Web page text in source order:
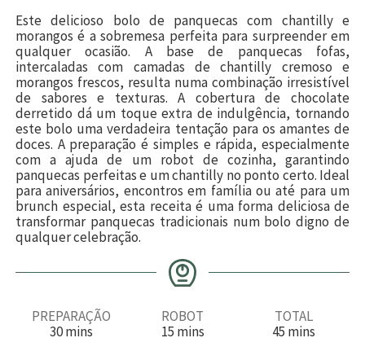
Este delicioso bolo de panquecas com chantilly e
morangos é a sobremesa perfeita para surpreender em
qualquer ocasião. A base de panquecas fofas,
intercaladas com camadas de chantilly cremoso e
morangos frescos, resulta numa combinação irresistível
de sabores e texturas. A cobertura de chocolate
derretido dá um toque extra de indulgência, tornando
este bolo uma verdadeira tentação para os amantes de
doces. A preparação é simples e rápida, especialmente
com a ajuda de um robot de cozinha, garantindo
panquecas perfeitas e um chantilly no ponto certo. Ideal
para aniversários, encontros em família ou até para um
brunch especial, esta receita é uma forma deliciosa de
transformar panquecas tradicionais num bolo digno de
qualquer celebração.
PREPARAÇÃO
30mmins
ROBOT
15mmins
TOTAL
45 m
mins